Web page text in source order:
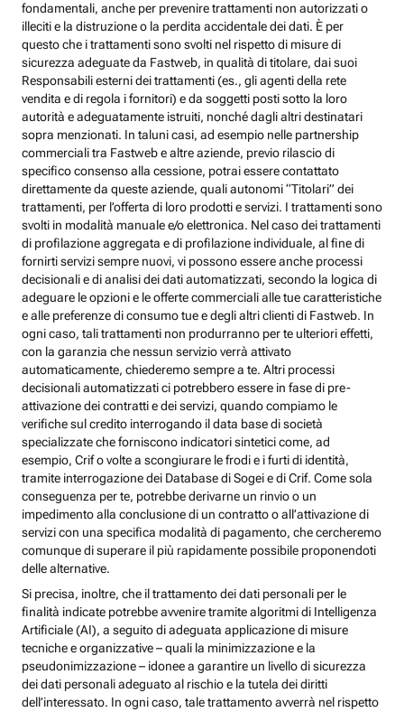
fondamentali, anche per prevenire trattamenti non autorizzati o
illeciti e la distruzione o la perdita accidentale dei dati. È per
questo che i trattamenti sono svolti nel rispetto di misure di
sicurezza adeguate da Fastweb, in qualità di titolare, dai suoi
Responsabili esterni dei trattamenti (es., gli agenti della rete
vendita e di regola i fornitori) e da soggetti posti sotto la loro
autorità e adeguatamente istruiti, nonché dagli altri destinatari
sopra menzionati. In taluni casi, ad esempio nelle partnership
commerciali tra Fastweb e altre aziende, previo rilascio di
specifico consenso alla cessione, potrai essere contattato
direttamente da queste aziende, quali autonomi “Titolari” dei
trattamenti, per l’offerta di loro prodotti e servizi. I trattamenti sono
svolti in modalità manuale e/o elettronica. Nel caso dei trattamenti
di profilazione aggregata e di profilazione individuale, al fine di
fornirti servizi sempre nuovi, vi possono essere anche processi
decisionali e di analisi dei dati automatizzati, secondo la logica di
adeguare le opzioni e le offerte commerciali alle tue caratteristiche
e alle preferenze di consumo tue e degli altri clienti di Fastweb. In
ogni caso, tali trattamenti non produrranno per te ulteriori effetti,
con la garanzia che nessun servizio verrà attivato
automaticamente, chiederemo sempre a te. Altri processi
decisionali automatizzati ci potrebbero essere in fase di pre-
attivazione dei contratti e dei servizi, quando compiamo le
verifiche sul credito interrogando il data base di società
specializzate che forniscono indicatori sintetici come, ad
esempio, Crif o volte a scongiurare le frodi e i furti di identità,
tramite interrogazione dei Database di Sogei e di Crif. Come sola
conseguenza per te, potrebbe derivarne un rinvio o un
impedimento alla conclusione di un contratto o all’attivazione di
servizi con una specifica modalità di pagamento, che cercheremo
comunque di superare il più rapidamente possibile proponendoti
delle alternative.
Si precisa, inoltre, che il trattamento dei dati personali per le
finalità indicate potrebbe avvenire tramite algoritmi di Intelligenza
Artificiale (AI), a seguito di adeguata applicazione di misure
tecniche e organizzative – quali la minimizzazione e la
pseudonimizzazione – idonee a garantire un livello di sicurezza
dei dati personali adeguato al rischio e la tutela dei diritti
dell’interessato. In ogni caso, tale trattamento avverrà nel rispetto